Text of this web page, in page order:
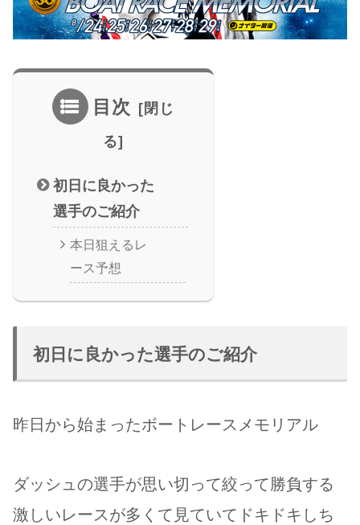
目次
初日に良かった
選手のご紹介
本日狙えるレ
ース予想
初日に良かった選手のご紹介
昨日から始まったボートレースメモリアル
ダッシュの選手が思い切って絞って勝負する
激しいレースが多くて見ていてドキドキしち